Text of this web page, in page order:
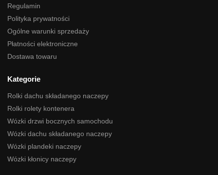
Regulamin
Polityka prywatności
Ogólne warunki sprzedaży
Płatności elektroniczne
Dostawa towaru
Kategorie
Rolki dachu składanego naczepy
Rolki rolety kontenera
Wózki drzwi bocznych samochodu
Wózki dachu składanego naczepy
Wózki plandeki naczepy
Wózki kłonicy naczepy